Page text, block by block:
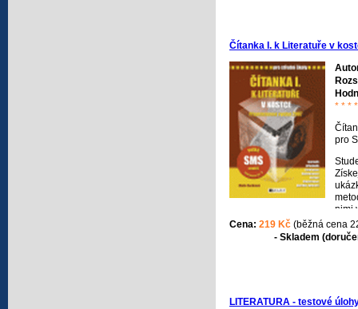
Čítanka I. k Literatuře v
* * *
pro
nimi
Cena: 219 Kč (běžná cena
- Skladem
LITERATURA - testové